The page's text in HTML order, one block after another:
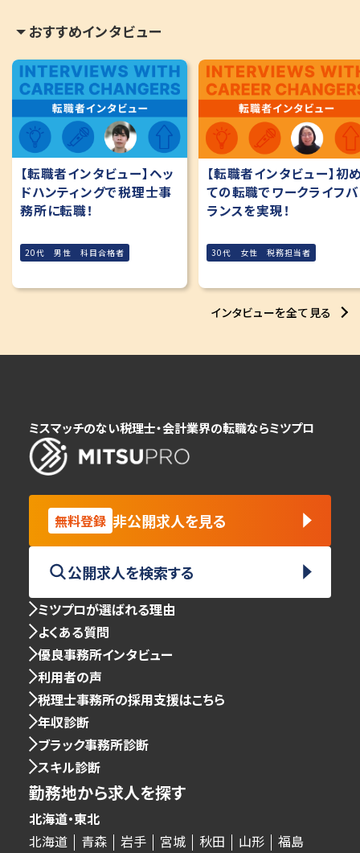
おすすめインタビュー
【転職者インタビュー】ヘッ
ドハンティングで税理士事
務所に転職！
20代 男性 科目合格者
【転職者インタビュー】初
ての転職でワークライフバ
ランスを実現！
30代 女性 税務担当者
インタビューを全て見る
ミスマッチのない税理士・会計業界の転職ならミツプロ
無料登録 非公開求人を見る
公開求人を検索する
ミツプロが選ばれる理由
よくある質問
優良事務所インタビュー
利用者の声
税理士事務所の採用支援はこちら
年収診断
ブラック事務所診断
スキル診断
勤務地から求人を探す
北海道・東北
北海道
青森 岩手 宮城 秋田 山形
福島